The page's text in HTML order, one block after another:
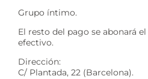
Grupo íntimo.
El resto del pago se abonará
efectivo.
Dirección:
C/ Plantada, 22 (Barcelona).